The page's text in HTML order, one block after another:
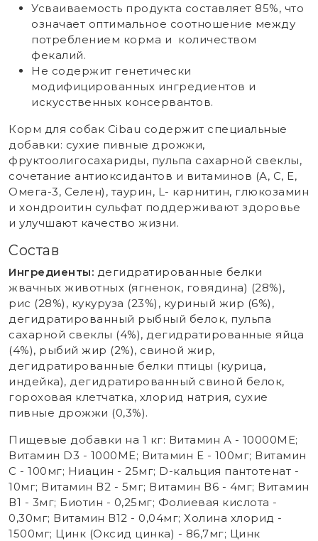
Усваиваемость продукта составляет 85%, что
означает оптимальное соотношение между
потреблением корма и количеством
фекалий.
Не содержит генетически
модифицированных ингредиентов и
искусственных консервантов.
Корм для собак Cibau содержит специальные
добавки: сухие пивные дрожжи,
фруктоолигосахариды, пульпа сахарной свеклы,
сочетание антиоксидантов и витаминов (А, С, Е,
Омега-3, Селен), таурин, L- карнитин, глюкозамин
и хондроитин сульфат поддерживают здоровье
и улучшают качество жизни.
Состав
Ингредиенты: дегидратированные белки
жвачных животных (ягненок, говядина) (28%),
рис (28%), кукуруза (23%), куриный жир (6%),
дегидратированный рыбный белок, пульпа
сахарной свеклы (4%), дегидратированные яйца
(4%), рыбий жир (2%), свиной жир,
дегидратированные белки птицы (курица,
индейка), дегидратированный свиной белок,
гороховая клетчатка, хлорид натрия, сухие
пивные дрожжи (0,3%).
Пищевые добавки на 1 кг: Витамин А - 10000ME;
Витамин D3 - 1000ME; Витамин Е - 100мг; Витамин
С - 100мг; Ниацин - 25мг; D-кальция пантотенат -
10мг; Витамин В2 - 5мг; Витамин В6 - 4мг; Витамин
В1 - 3мг; Биотин - 0,25мг; Фолиевая кислота -
0,30мг; Витамин В12 - 0,04мг; Холина хлорид -
1500мг; Цинк (Оксид цинка) - 86,7мг; Цинк